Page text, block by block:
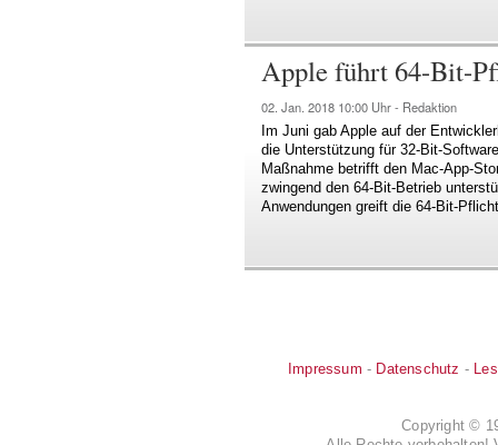
Apple führt 64-Bit-
02. Jan. 2018 10:00 Uhr - Redaktion
Im Juni gab Apple auf der
die Unterstützung für 32-Bit-
Maßnahme betrifft den Mac-App-
zwingend den 64-Bit-Betrieb
Anwendungen greift die 64-Bit-
Impressum - Datenschutz -
Copyright ©